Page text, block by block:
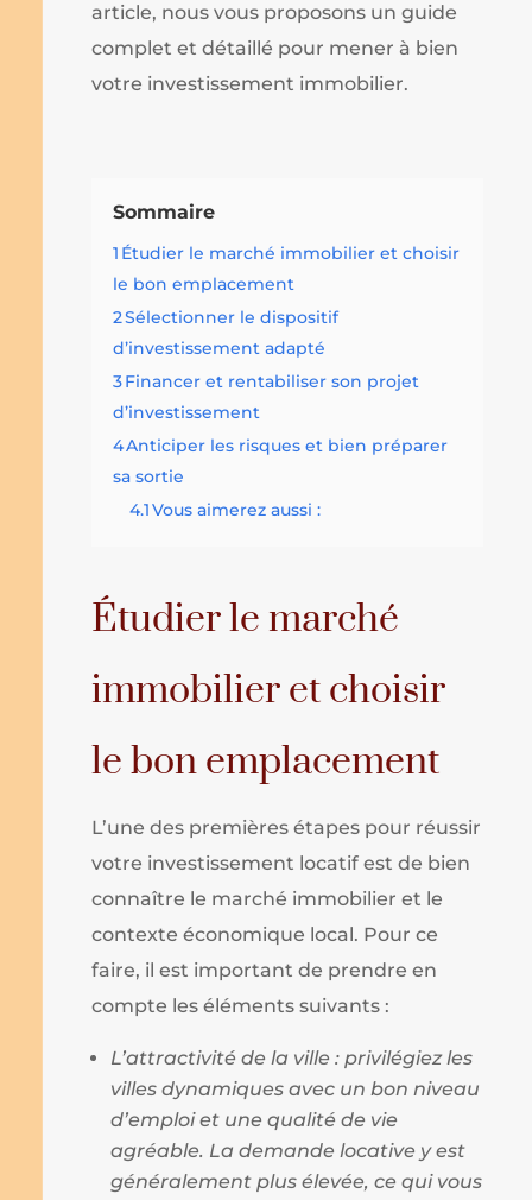
article, nous vous proposons un guide
complet et détaillé pour mener à bien
votre investissement immobilier.
Sommaire
1 Étudier le marché immobilier et choisir
le bon emplacement
2Sélectionner le dispositif
d’investissement adapté
3Financer et rentabiliser son projet
d’investissement
4Anticiper les risques et bien préparer
sa sortie
4.1Vous aimerez aussi :
Étudier le marché
immobilier et choisir
le bon emplacement
L’une des premières étapes pour réussir
votre investissement locatif est de bien
connaître le marché immobilier et le
contexte économique local. Pour ce
faire, il est important de prendre en
compte les éléments suivants :
L’attractivité de la ville : privilégiez les
villes dynamiques avec un bon niveau
d’emploi et une qualité de vie
agréable. La demande locative y est
généralement plus élevée, ce qui vous